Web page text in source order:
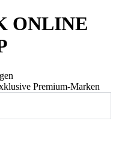
ONLINE
Premium-Marken